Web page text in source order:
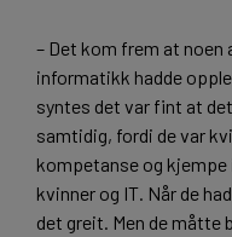
– Det kom frem at noen
informatikk hadde
syntes det var fint at
samtidig, fordi de var
kompetanse og
kvinner og IT. Når de
det greit. Men de måtte